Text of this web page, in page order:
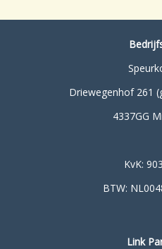
Driewegenhof 261
4337GG
KvK:
BTW:
Link